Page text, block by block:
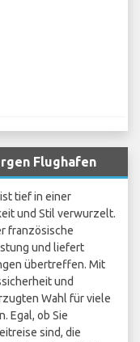
Flughafen
tief in einer
und Stil verwurzelt.
französische
und liefert
übertreffen. Mit
und
Wahl für viele
Egal, ob Sie
sind, die